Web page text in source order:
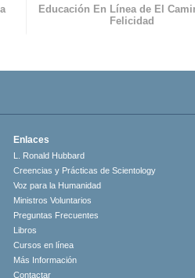
Educación En Línea de El
Felicidad
Enlaces
L. Ronald Hubbard
Creencias y Prácticas de Scientology
Voz para la Humanidad
Ministros Voluntarios
Preguntas Frecuentes
Libros
Cursos en línea
Más Información
Contactar